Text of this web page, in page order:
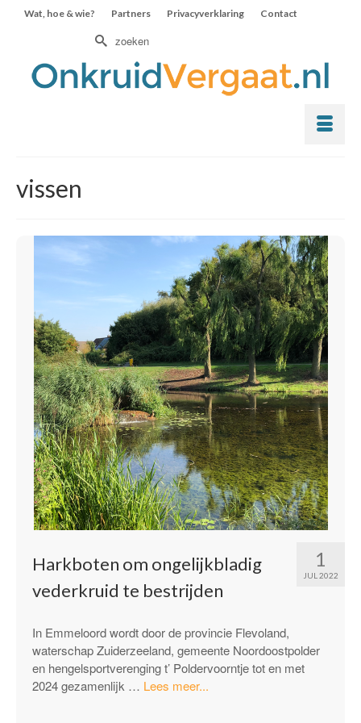
Wat, hoe & wie? Partners Privacyverklaring Contact
Zoek
vissen
1
JUL 2022
Harkboten om ongelijkbladig
vederkruid te bestrijden
In Emmeloord wordt door de provincie Flevoland,
waterschap Zuiderzeeland, gemeente Noordoostpolder
en hengelsportverenging t’ Poldervoorntje tot en met
2024 gezamenlijk … Lees meer...